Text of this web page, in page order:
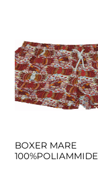
BOXER MARE
100%POLIAMMIDE